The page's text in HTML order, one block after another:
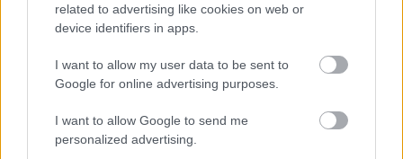
related to advertising like cookies on web or
device identifiers in apps.
I want to allow my user data to be sent to
Google for online advertising purposes.
I want to allow Google to send me
personalized advertising.